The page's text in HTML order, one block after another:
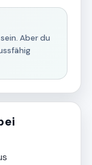
Aber du